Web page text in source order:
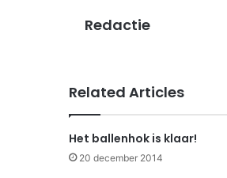
Redactie
Related Articles
Het ballenhok is klaar!
20 december 2014